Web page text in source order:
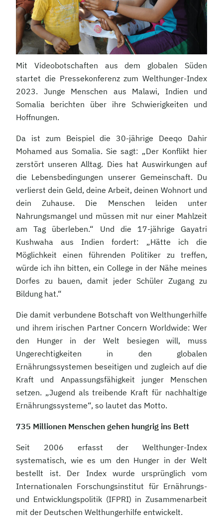
Mit Videobotschaften aus dem globalen Süden
startet die Pressekonferenz zum Welthunger-Index
2023. Junge Menschen aus Malawi, Indien und
Somalia berichten über ihre Schwierigkeiten und
Hoffnungen.
Da ist zum Beispiel die 30-jährige Deeqo Dahir
Mohamed aus Somalia. Sie sagt: „Der Konflikt hier
zerstört unseren Alltag. Dies hat Auswirkungen auf
die Lebensbedingungen unserer Gemeinschaft. Du
verlierst dein Geld, deine Arbeit, deinen Wohnort und
dein Zuhause. Die Menschen leiden unter
Nahrungsmangel und müssen mit nur einer Mahlzeit
am Tag überleben.“ Und die 17-jährige Gayatri
Kushwaha aus Indien fordert: „Hätte ich die
Möglichkeit einen führenden Politiker zu treffen,
würde ich ihn bitten, ein College in der Nähe meines
Dorfes zu bauen, damit jeder Schüler Zugang zu
Bildung hat.“
Die damit verbundene Botschaft von Welthungerhilfe
und ihrem irischen Partner Concern Worldwide: Wer
den Hunger in der Welt besiegen will, muss
Ungerechtigkeiten in den globalen
Ernährungssystemen beseitigen und zugleich auf die
Kraft und Anpassungsfähigkeit junger Menschen
setzen. „Jugend als treibende Kraft für nachhaltige
Ernährungssysteme“, so lautet das Motto.
735 Millionen Menschen gehen hungrig ins Bett
Seit 2006 erfasst der Welthunger-Index
systematisch, wie es um den Hunger in der Welt
bestellt ist. Der Index wurde ursprünglich vom
Internationalen Forschungsinstitut für Ernährungs-
und Entwicklungspolitik (IFPRI) in Zusammenarbeit
mit der Deutschen Welthungerhilfe entwickelt.